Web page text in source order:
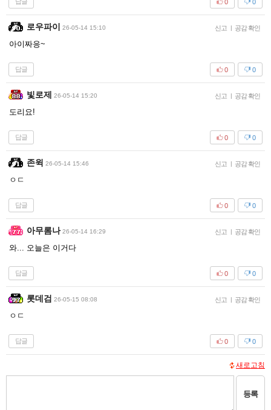
0
0
로우파이 26-05-14 15:10 신고 | 공감 확인
아이짜응~
답글 0
0
빛로제 26-05-14 15:20 신고 | 공감 확인
도리요!
답글 0
0
존윅 26-05-14 15:46 신고 | 공감 확인
ㅇㄷ
답글 0
0
아무롬나 26-05-14 16:29 신고 | 공감 확인
와... 오늘은 이거다
답글 0
0
롯데검 26-05-15 08:08 신고 | 공감 확인
ㅇㄷ
답글 0
0
새로고침
등록